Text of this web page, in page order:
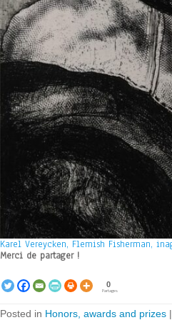
Karel Vereycken, Flemish Fisherman,
Merci de partager !
0
Partages
Posted in Honors, awards and prizes |